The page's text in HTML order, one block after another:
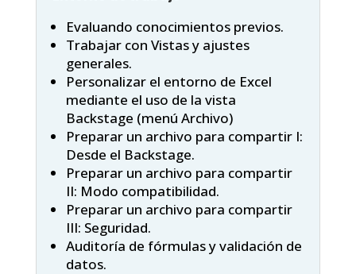
Evaluando conocimientos previos.
Trabajar con Vistas y ajustes
generales.
Personalizar el entorno de Excel
mediante el uso de la vista
Backstage (menú Archivo)
Preparar un archivo para compartir I:
Desde el Backstage.
Preparar un archivo para compartir
II: Modo compatibilidad.
Preparar un archivo para compartir
III: Seguridad.
Auditoría de fórmulas y validación de
datos.